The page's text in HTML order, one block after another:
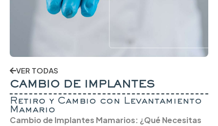
VER TODAS
CAMBIO DE IMPLANTES
Retiro y Cambio con Levantamiento
Mamario
Cambio de Implantes Mamarios: ¿Qué Necesitas